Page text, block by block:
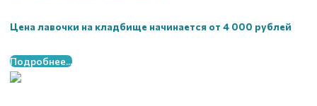
Цена лавочки на кладбище начинается от 4 000 рублей
Подробнее...